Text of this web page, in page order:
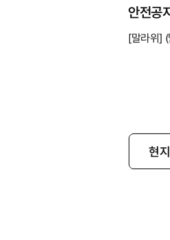
안전공
[말라위]
현